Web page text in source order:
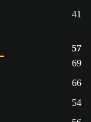
41
57
69
66
54